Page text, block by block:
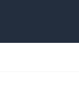
كل جديد ؟